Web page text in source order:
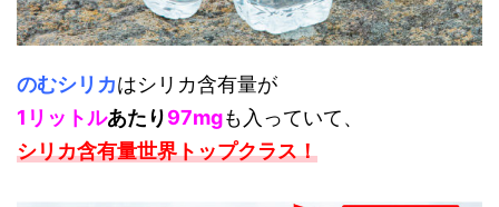
のむシリカはシリカ含有量が
1リットルあたり97mgも入っていて、
シリカ含有量世界トップクラス！